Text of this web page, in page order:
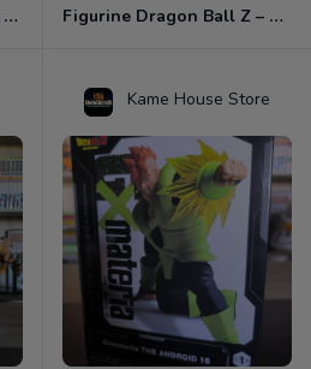
Figurine Son Goku Super Saiyan 3 – Ichiban Kuji – Lot A – Officielle Import Japon Figurine Dragon Ball Z – Super Vegetto – Ichiban Kuji Dragon Ball VS Omnibus Ultimate – Import Japon
Kame House Store